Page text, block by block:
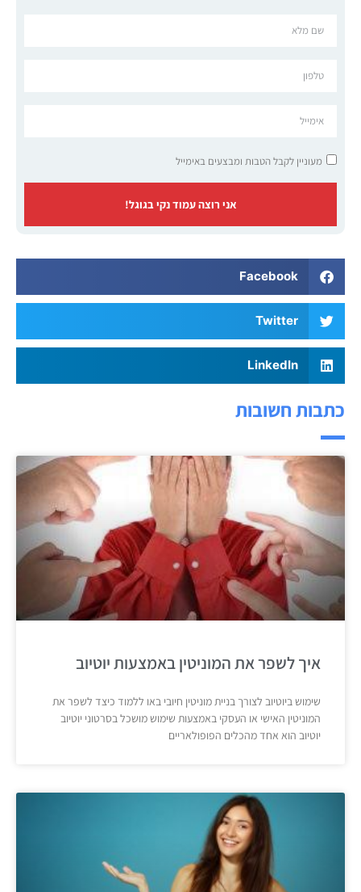
מעוניין לקבל הטבות ומבצעים באימייל
אני רוצה עמוד נקי בגוגל!
Facebook
Twitter
LinkedIn
כתבות חשובות
איך לשפר את המוניטין באמצעות יוטיוב
שימוש ביוטיוב לצורך בניית מוניטין חיובי באו ללמוד כיצד לשפר את
המוניטין האישי או העסקי באמצעות שימוש מושכל בסרטוני יוטיוב
יוטיוב הוא אחד מהכלים הפופולאריים